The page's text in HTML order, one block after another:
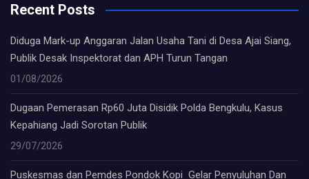
Recent Posts
Diduga Mark-up Anggaran Jalan Usaha Tani di Desa Ajai Siang,
Publik Desak Inspektorat dan APH Turun Tangan
01/08/2026
Dugaan Pemerasan Rp60 Juta Disidik Polda Bengkulu, Kasus
Kepahiang Jadi Sorotan Publik
29/07/2026
Puskesmas dan Pemdes Pondok Kopi Gelar Penyuluhan Dan